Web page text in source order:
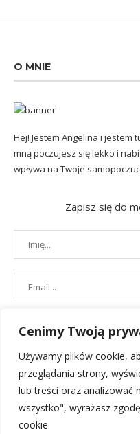
Cenimy Twoją
Używamy plików cookie,
przeglądania strony,
lub treści oraz analizować
wszystko", wyrażasz
cookie.
O MNIE
Hej! Jestem Angelina i jestem
mną poczujesz się lekko i
wpływa na Twoje
Zapisz się do